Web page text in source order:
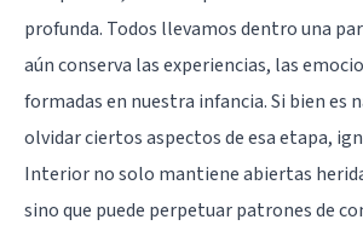
profunda. Todos llevamos dentro una
aún conserva las experiencias, las
formadas en nuestra infancia. Si bien es
olvidar ciertos aspectos de esa etapa,
Interior no solo mantiene abiertas
sino que puede perpetuar patrones de